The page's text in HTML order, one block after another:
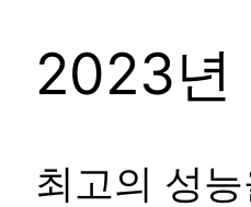
2023년
최고의 성